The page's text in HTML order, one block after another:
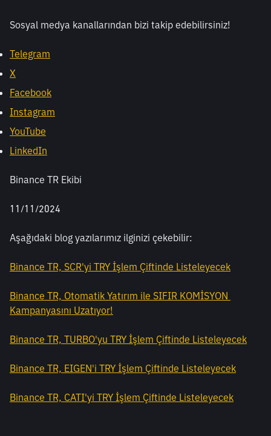
Sosyal medya kanallarından bizi takip edebilirsiniz!
Telegram
X
Facebook
Instagram
YouTube
LinkedIn
Binance TR Ekibi
11/11/2024
Aşağıdaki blog yazılarımız ilginizi çekebilir:
Binance TR, SCR'yi TRY İşlem Çiftinde Listeleyecek
Binance TR, Otomatik Yatırım ile SIFIR KOMİSYON
Kampanyasını Uzatıyor!
Binance TR, TURBO'yu TRY İşlem Çiftinde Listeleyecek
Binance TR, EIGEN'i TRY İşlem Çiftinde Listeleyecek
Binance TR, CATI'yi TRY İşlem Çiftinde Listeleyecek